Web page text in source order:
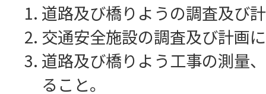
道路及び橋りようの調査及び
交通安全施設の調査及び計画
道路及び橋りよう工事の測量
ること。